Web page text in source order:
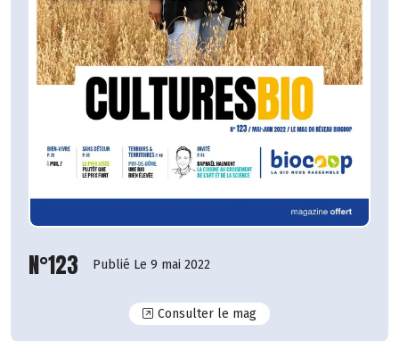
N°123 Publié Le 9 mai 2022
Consulter le magN°123